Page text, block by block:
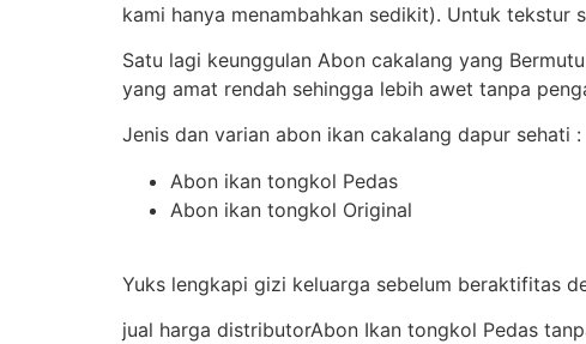
kami hanya menambahkan sedikit). Untuk tekstur
Satu lagi keunggulan Abon cakalang yang
yang amat rendah sehingga lebih awet tanpa
Jenis dan varian abon ikan cakalang dapur sehati :
Abon ikan tongkol Pedas
Abon ikan tongkol Original
Yuks lengkapi gizi keluarga sebelum beraktifitas
jual harga distributorAbon Ikan tongkol Pedas